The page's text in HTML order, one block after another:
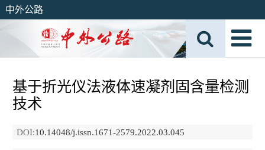
中外公路
基于折光仪法液体速凝剂固含量检测
技术
DOI:10.14048/j.issn.1671-2579.2022.03.045